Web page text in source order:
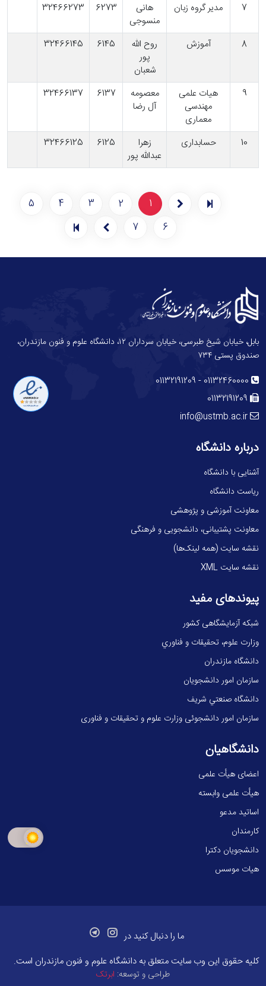
7 مدیر گروه زبان
هانی
منسوجی
6273
32466273
8 آموزش
روح الله
پور
شعبان
6145
32466145
9
هیات علمی
مهندسی
معماری
معصومه
آل رضا
6137
32466137
10 حسابداری
زهرا
عبدالله پور
6125
32466125
1
2
3
4
5
6
7
بابل، خیابان شیخ طبرسی، خیابان سرداران ۱۲، دانشگاه علوم و فنون مازندران،
صندوق پستی ۷۳۴
01132460000
-
01132191209
01132191209
info@ustmb.ac.ir
درباره دانشگاه
آشنایی با دانشگاه
ریاست دانشگاه
معاونت آموزشی و پژوهشی
معاونت پشتیبانی، دانشجویی و فرهنگی
نقشه سایت (همه لینک‌ها)
نقشه سایت XML
پیوندهای مفید
شبکه آزمایشگاهی کشور
وزارت علوم، تحقيقات و فناوري
دانشگاه مازندران
سازمان امور دانشجویان
دانشگاه صنعتي شريف
سازمان امور دانشجوئی وزارت علوم و تحقیقات و فناوری
دانشگاهیان
اعضای هیأت علمی
هیأت علمی وابسته
اساتید مدعو
کارمندان
دانشجویان دکترا
هیات موسس
ما را دنبال کنید در
کلیه حقوق این وب سایت متعلق به دانشگاه علوم و فنون مازندران است.
طراحی و توسعه: ابرتک